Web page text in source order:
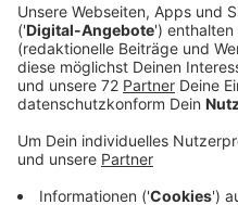
Ein Promi, keine
Gegenstände
Anzeige
Wenn ein Popstar,